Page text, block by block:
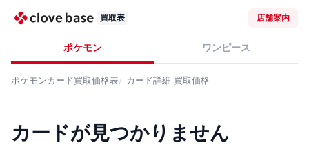
買取表 店舗案内
ポケモン ワンピース
ポケモンカード買取価格表 カード詳細 買取価格
カードが見つかりません